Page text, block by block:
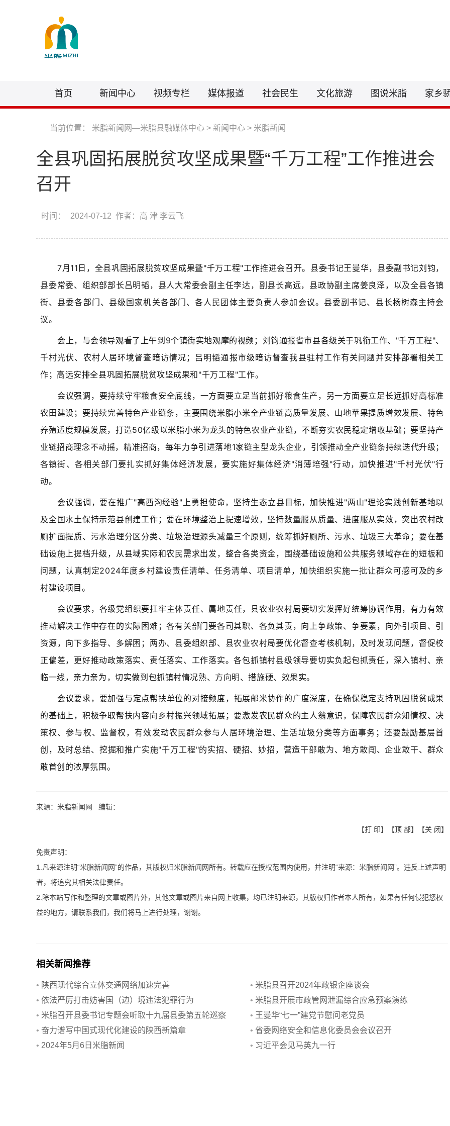
首页 新闻中心 视频专栏 媒体报道 社会民生 文化旅游 图说米脂 家乡
当前位置： 米脂新闻网—米脂县融媒体中心 > 新闻中心 > 米脂新闻
全县巩固拓展脱贫攻坚成果暨“千万工程”工作推进会
召开
时间： 2024-07-12 作者：高 津 李云飞
7月11日，全县巩固拓展脱贫攻坚成果暨"千万工程"工作推进会召开。县委书记王曼华，县委副书记刘钧，
县委常委、组织部部长吕明韬，县人大常委会副主任李达，副县长高远， 县政协副主席姜良泽，以及全县各镇
街、县委各部门、县级国家机关各部门、各人民团体主要负责人参加会议。县委副书记、县长杨树森主持会
议。
会上，与会领导观看了上午到9个镇街实地观摩的视频；刘钧通报省市县各级关于巩衔工作、"千万工程"、
千村光伏、农村人居环境督查暗访情况；吕明韬通报市级暗访督查我县驻村工作有关问题并安排部署相关工
作；高远安排全县巩固拓展脱贫攻坚成果和"千万工程"工作。
会议强调，要持续守牢粮食安全底线，一方面要立足当前抓好粮食生产，另一方面要立足长远抓好高标准
农田建设；要持续完善特色产业链条，主要围绕米脂小米全产业链高质量发展、山地苹果提质增效发展、特色
养殖适度规模发展，打造50亿级以米脂小米为龙头的特色农业产业链，不断夯实农民稳定增收基础；要坚持产
业链招商理念不动摇，精准招商，每年力争引进落地1家链主型龙头企业，引领推动全产业链条持续迭代升级；
各镇街、各相关部门要扎实抓好集体经济发展，要实施好集体经济"消薄培强"行动，加快推进"千村光伏"行
动。
会议强调，要在推广"高西沟经验"上勇担使命，坚持生态立县目标，加快推进"两山"理论实践创新基地以
及全国水土保持示范县创建工作；要在环境整治上提速增效，坚持数量服从质量、进度服从实效，突出农村改
厕扩面提质、污水治理分区分类、垃圾治理源头减量三个原则，统筹抓好厕所、污水、垃圾三大革命；要在基
础设施上提档升级，从县域实际和农民需求出发，整合各类资金，围绕基础设施和公共服务领域存在的短板和
问题，认真制定2024年度乡村建设责任清单、任务清单、项目清单，加快组织实施一批让群众可感可及的乡
村建设项目。
会议要求，各级党组织要扛牢主体责任、属地责任，县农业农村局要切实发挥好统筹协调作用，有力有效
推动解决工作中存在的实际困难；各有关部门要各司其职、各负其责，向上争政策、争要素，向外引项目、引
资源，向下多指导、多解困；两办、县委组织部、县农业农村局要优化督查考核机制，及时发现问题，督促校
正偏差，更好推动政策落实、责任落实、工作落实。各包抓镇村县级领导要切实负起包抓责任，深入镇村、亲
临一线，亲力亲为，切实做到包抓镇村情况熟、方向明、措施硬、效果实。
会议要求，要加强与定点帮扶单位的对接频度，拓展邮米协作的广度深度，在确保稳定支持巩固脱贫成果
的基础上，积极争取帮扶内容向乡村振兴领域拓展；要激发农民群众的主人翁意识，保障农民群众知情权、决
策权、参与权、监督权，有效发动农民群众参与人居环境治理、生活垃圾分类等方面事务；还要鼓励基层首
创，及时总结、挖掘和推广实施"千万工程"的实招、硬招、妙招，营造干部敢为、地方敢闯、企业敢干、群众
敢首创的浓厚氛围。
来源：米脂新闻网 编辑：
【打 印】【顶 部】【关 闭】
免责声明：
1.凡来源注明“米脂新闻网”的作品，其版权归米脂新闻网所有。转载应在授权范围内使用，并注明“来源：米脂新闻网”。违反上述声明
者，将追究其相关法律责任。
2.除本站写作和整理的文章或图片外，其他文章或图片来自网上收集，均已注明来源，其版权归作者本人所有，如果有任何侵犯您权
益的地方，请联系我们，我们将马上进行处理，谢谢。
相关新闻推荐
• 陕西现代综合立体交通网络加速完善 • 米脂县召开2024年政银企座谈会
• 依法严厉打击妨害国（边）境违法犯罪行为 • 米脂县开展市政管网泄漏综合应急预案演练
• 米脂召开县委书记专题会听取十九届县委第五轮巡察
情况汇报
• 王曼华“七一”建党节慰问老党员
• 奋力谱写中国式现代化建设的陕西新篇章 • 省委网络安全和信息化委员会会议召开
• 2024年5月6日米脂新闻 • 习近平会见马英九一行